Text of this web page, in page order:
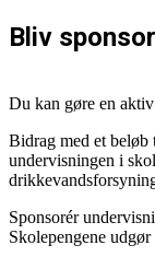
Bliv sponsor
Du kan gøre en
Bidrag med et
undervisningen i
Sponsorér
Skolepengene